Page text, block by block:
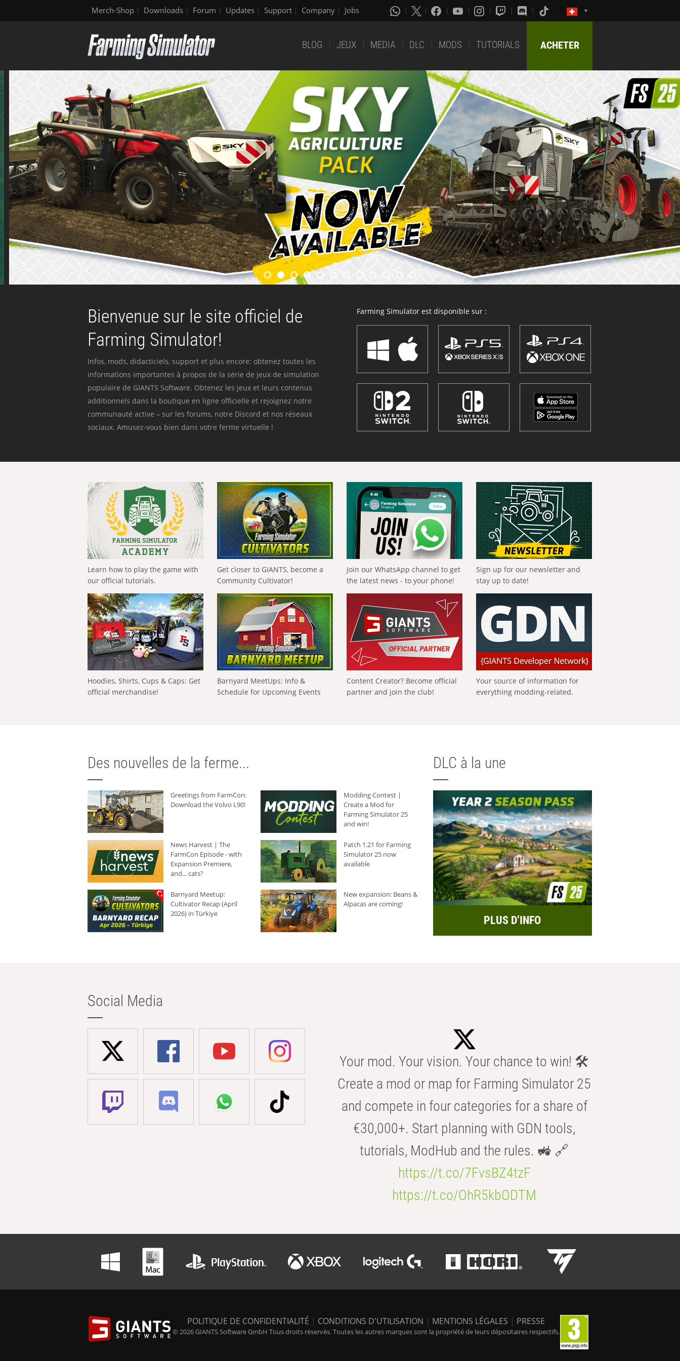
Merch-Shop Downloads Forum Updates Support Company Jobs
BLOG JEUX MEDIA DLC MODS TUTORIALS ACHETER
Bienvenue sur le site officiel de
Farming Simulator!
Infos, mods, didacticiels, support et plus encore: obtenez toutes les
informations importantes à propos de la série de jeux de simulation
populaire de GIANTS Software. Obtenez les jeux et leurs contenus
additionnels dans la boutique en ligne officielle et rejoignez notre
communauté active – sur les forums, notre Discord et nos réseaux
sociaux. Amusez-vous bien dans votre ferme virtuelle !
Farming Simulator est disponible sur :
Learn how to play the game with
our official tutorials.
Get closer to GIANTS, become a
Community Cultivator!
Join our WhatsApp channel to get
the latest news - to your phone!
Sign up for our newsletter and
stay up to date!
Hoodies, Shirts, Cups & Caps: Get
official merchandise!
Barnyard MeetUps: Info &
Schedule for Upcoming Events
Content Creator? Become official
partner and join the club!
Your source of information for
everything modding-related.
Des nouvelles de la ferme...
Greetings from FarmCon:
Download the Volvo L90!
Modding Contest |
Create a Mod for
Farming Simulator 25
and win!
News Harvest | The
FarmCon Episode - with
Expansion Premiere,
and... cats?
Patch 1.21 for Farming
Simulator 25 now
available
Barnyard Meetup:
Cultivator Recap (April
2026) in Türkiye
New expansion: Beans &
Alpacas are coming!
DLC à la une
PLUS D’INFO
Social Media
Your mod. Your vision. Your chance to win! 🛠️
Create a mod or map for Farming Simulator 25
and compete in four categories for a share of
€30,000+. Start planning with GDN tools,
tutorials, ModHub and the rules. 🚜 🔗
https://t.co/7FvsBZ4tzF
https://t.co/OhR5kbODTM
POLITIQUE DE CONFIDENTIALITÉ | CONDITIONS D'UTILISATION | MENTIONS LÉGALES | PRESSE
© 2026 GIANTS Software GmbH Tous droits réservés. Toutes les autres marques sont la propriété de leurs dépositaires respectifs.